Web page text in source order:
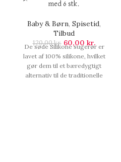
med 6 stk.
Baby & Børn, Spisetid,
Tilbud
120,00kr. 60,00 kr.
De søde Silikone sugerør er
lavet af 100% silikone, hvilket
gør dem til et bæredygtigt
alternativ til de traditionelle